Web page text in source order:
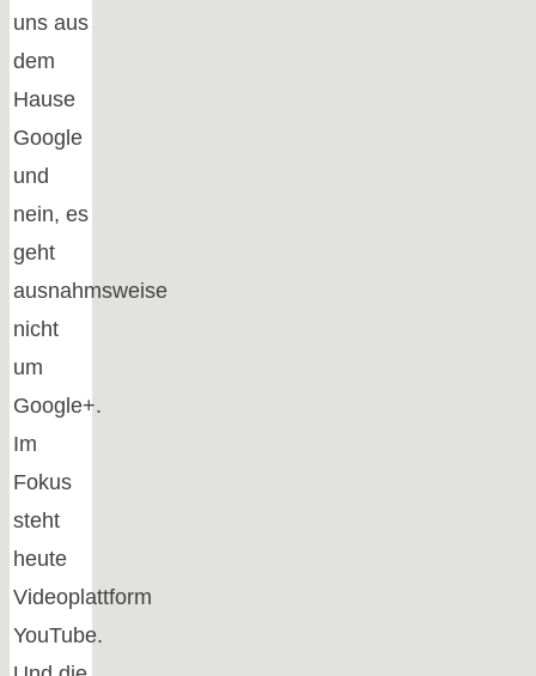
uns aus
dem
Hause
Google
und
nein, es
geht
ausnahmsweise
nicht
um
Google+.
Im
Fokus
steht
heute
Videoplattform
YouTube.